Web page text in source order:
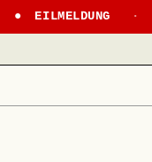
EILMELDUNG ·